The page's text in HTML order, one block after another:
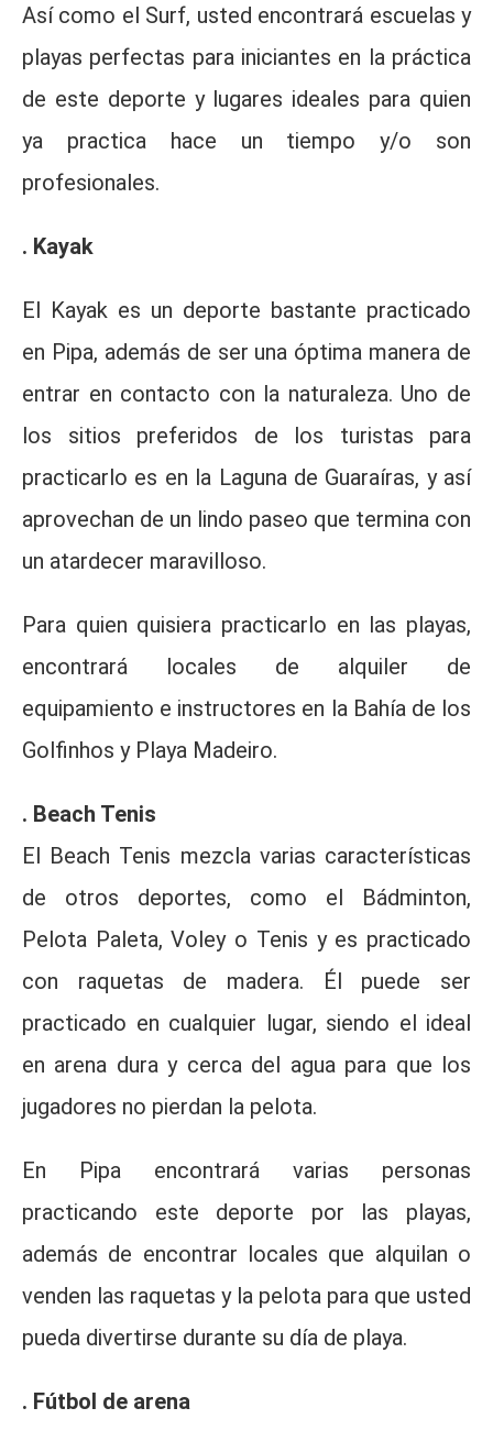
Así como el Surf, usted encontrará escuelas y
playas perfectas para iniciantes en la práctica
de este deporte y lugares ideales para quien
ya practica hace un tiempo y/o son
profesionales.
. Kayak
El Kayak es un deporte bastante practicado
en Pipa, además de ser una óptima manera de
entrar en contacto con la naturaleza. Uno de
los sitios preferidos de los turistas para
practicarlo es en la Laguna de Guaraíras, y así
aprovechan de un lindo paseo que termina con
un atardecer maravilloso.
Para quien quisiera practicarlo en las playas,
encontrará locales de alquiler de
equipamiento e instructores en la Bahía de los
Golfinhos y Playa Madeiro.
. Beach Tenis
El Beach Tenis mezcla varias características
de otros deportes, como el Bádminton,
Pelota Paleta, Voley o Tenis y es practicado
con raquetas de madera. Él puede ser
practicado en cualquier lugar, siendo el ideal
en arena dura y cerca del agua para que los
jugadores no pierdan la pelota.
En Pipa encontrará varias personas
practicando este deporte por las playas,
además de encontrar locales que alquilan o
venden las raquetas y la pelota para que usted
pueda divertirse durante su día de playa.
. Fútbol de arena